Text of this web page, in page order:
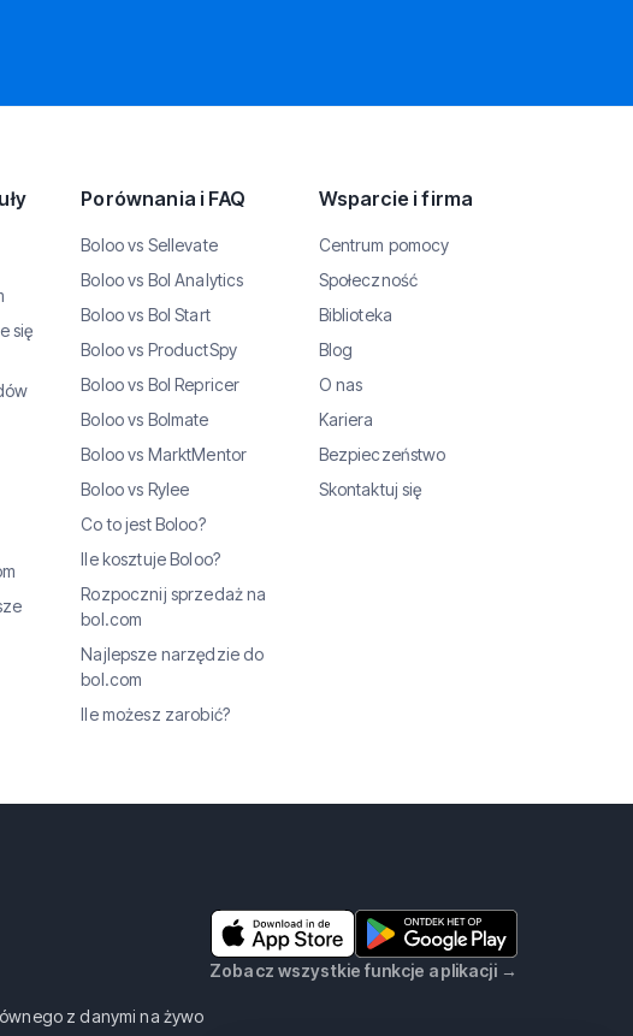
się
Porównania i FAQ
Boloo vs Sellevate
Boloo vs Bol Analytics
Boloo vs Bol Start
Boloo vs ProductSpy
Boloo vs Bol Repricer
Boloo vs Bolmate
Boloo vs MarktMentor
Boloo vs Rylee
Co to jest Boloo?
Ile kosztuje Boloo?
Rozpocznij sprzedaż na
bol.com
Najlepsze narzędzie do
bol.com
Ile możesz zarobić?
Wsparcie i firma
Centrum pomocy
Społeczność
Biblioteka
Blog
O nas
Kariera
Bezpieczeństwo
Skontaktuj się
z danymi na żywo
Zobacz wszystkie funkcje aplikacji →